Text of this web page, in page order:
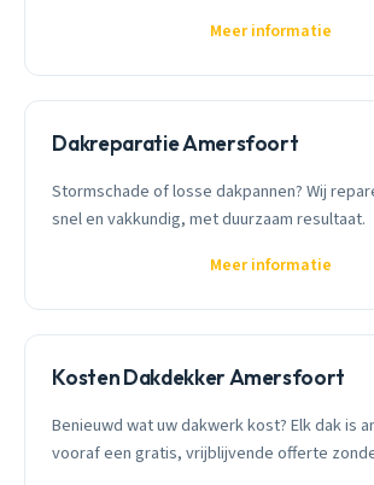
Meer informatie
Dakreparatie Amersfoort
Stormschade of losse dakpannen? Wij
snel en vakkundig, met duurzaam resultaat.
Meer informatie
Kosten Dakdekker Amersfoort
Benieuwd wat uw dakwerk kost? Elk dak is
vooraf een gratis, vrijblijvende offerte